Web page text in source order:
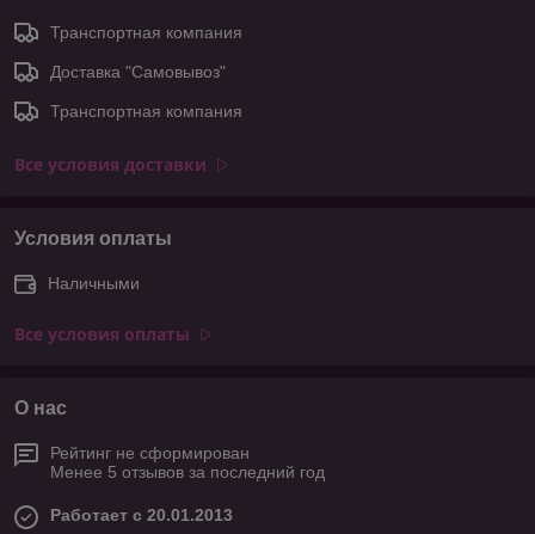
Транспортная компания
Доставка "Самовывоз"
Транспортная компания
Все условия доставки
Условия оплаты
Наличными
Все условия оплаты
О нас
Рейтинг не сформирован
Менее 5 отзывов за последний год
Работает с 20.01.2013